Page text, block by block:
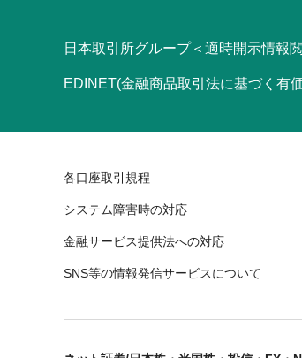
日本取引所グループ＜適時開示情報
EDINET(金融商品取引法に基づく有
各口座取引規程
システム障害時の対応
金融サービス提供法への対応
SNS等の情報発信サービスについて